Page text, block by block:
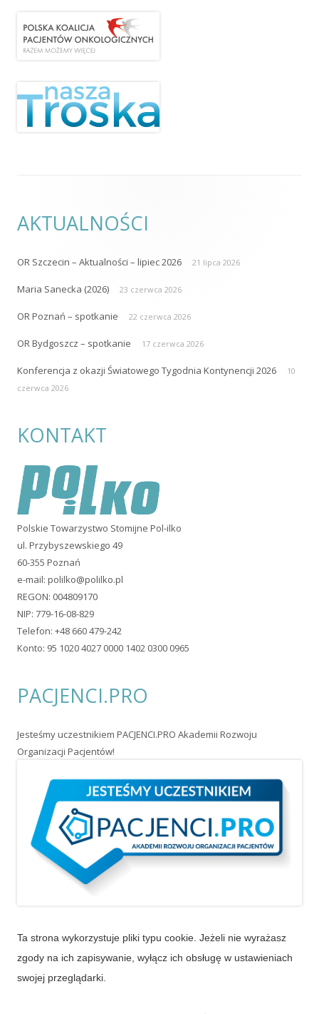
AKTUALNOŚCI
OR Szczecin – Aktualności – lipiec 2026 21 lipca 2026
Maria Sanecka (2026) 23 czerwca 2026
OR Poznań – spotkanie 22 czerwca 2026
OR Bydgoszcz – spotkanie 17 czerwca 2026
Konferencja z okazji Światowego Tygodnia Kontynencji 2026
10
czerwca 2026
KONTAKT
Polskie Towarzystwo Stomijne Pol-ilko
ul. Przybyszewskiego 49
60-355 Poznań
e-mail: polilko@polilko.pl
REGON: 004809170
NIP: 779-16-08-829
Telefon: +48 660 479-242
Konto: 95 1020 4027 0000 1402 0300 0965
PACJENCI.PRO
Jesteśmy uczestnikiem PACJENCI.PRO Akademii Rozwoju
Organizacji Pacjentów!
Ta strona wykorzystuje pliki typu cookie. Jeżeli nie wyrażasz
zgody na ich zapisywanie, wyłącz ich obsługę w ustawieniach
swojej przeglądarki.